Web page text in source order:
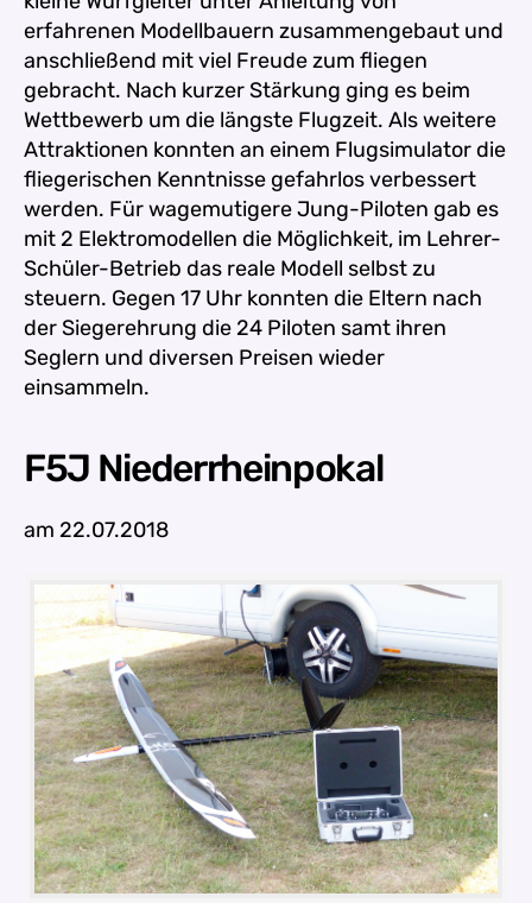
erfahrenen Modellbauern zusammengebaut und
anschließend mit viel Freude zum fliegen
gebracht. Nach kurzer Stärkung ging es beim
Wettbewerb um die längste Flugzeit. Als weitere
Attraktionen konnten an einem Flugsimulator die
fliegerischen Kenntnisse gefahrlos verbessert
werden. Für wagemutigere Jung-Piloten gab es
mit 2 Elektromodellen die Möglichkeit, im Lehrer-
Schüler-Betrieb das reale Modell selbst zu
steuern. Gegen 17 Uhr konnten die Eltern nach
der Siegerehrung die 24 Piloten samt ihren
Seglern und diversen Preisen wieder
einsammeln.
F5J Niederrheinpokal
am 22.07.2018